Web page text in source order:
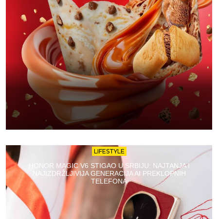
LIFESTYLE
HONOR MAGIC V6 STIGAO U SRBIJU: NAJTANJA I
NAJIZDRŽLJIVIJA GENERACIJA AI PREKLOPNIH
TELEFONA